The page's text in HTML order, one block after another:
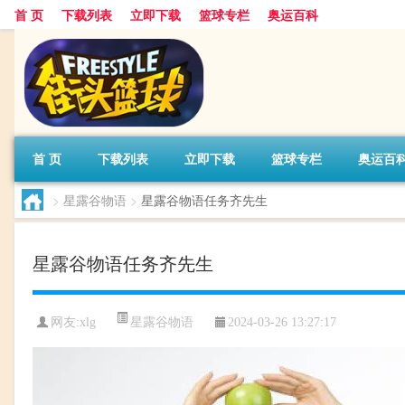
首 页 下载列表 立即下载 篮球专栏 奥运百科
首 页 下载列表 立即下载 篮球专栏 奥运百
> 星露谷物语 > 星露谷物语任务齐先生
星露谷物语任务齐先生
网友:xlg 星露谷物语 2024-03-26 13:27:17